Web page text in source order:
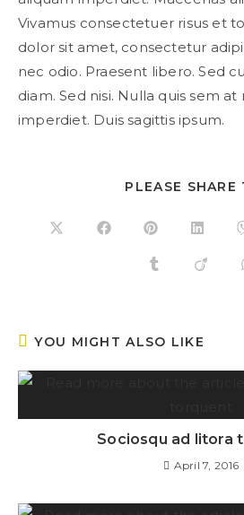
Vivamus consectetuer risus et
dolor sit amet, consectetur
nec odio. Praesent libero. Sed
diam. Sed nisi. Nulla quis sem
imperdiet. Duis sagittis ipsum.
PLEASE SHARE
YOU MIGHT ALSO LIKE
Sociosqu ad litora
April 7, 2016